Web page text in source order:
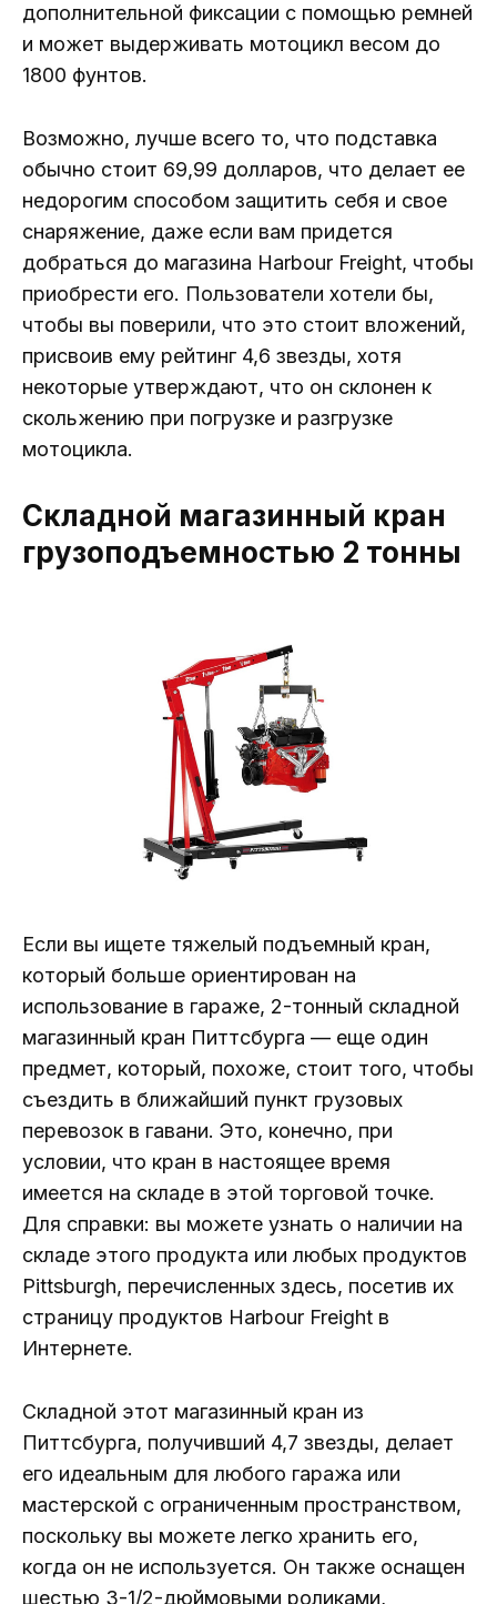
дополнительной фиксации с помощью ремней
и может выдерживать мотоцикл весом до
1800 фунтов.
Возможно, лучше всего то, что подставка
обычно стоит 69,99 долларов, что делает ее
недорогим способом защитить себя и свое
снаряжение, даже если вам придется
добраться до магазина Harbour Freight, чтобы
приобрести его. Пользователи хотели бы,
чтобы вы поверили, что это стоит вложений,
присвоив ему рейтинг 4,6 звезды, хотя
некоторые утверждают, что он склонен к
скольжению при погрузке и разгрузке
мотоцикла.
Складной магазинный кран
грузоподъемностью 2 тонны
Если вы ищете тяжелый подъемный кран,
который больше ориентирован на
использование в гараже, 2-тонный складной
магазинный кран Питтсбурга — еще один
предмет, который, похоже, стоит того, чтобы
съездить в ближайший пункт грузовых
перевозок в гавани. Это, конечно, при
условии, что кран в настоящее время
имеется на складе в этой торговой точке.
Для справки: вы можете узнать о наличии на
складе этого продукта или любых продуктов
Pittsburgh, перечисленных здесь, посетив их
страницу продуктов Harbour Freight в
Интернете.
Складной этот магазинный кран из
Питтсбурга, получивший 4,7 звезды, делает
его идеальным для любого гаража или
мастерской с ограниченным пространством,
поскольку вы можете легко хранить его,
когда он не используется. Он также оснащен
шестью 3-1/2-дюймовыми роликами,